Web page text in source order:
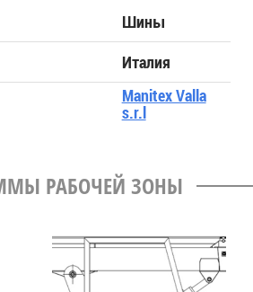
Шины
Италия
Manitex Valla
s.r.l
РАБОЧЕЙ ЗОНЫ